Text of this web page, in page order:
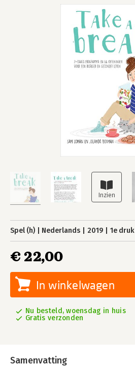
Spel (h) Nederlands 2019 1e druk
€ 22,00
In winkelwagen
Nu besteld, woensdag in huis
Gratis verzonden
Samenvatting